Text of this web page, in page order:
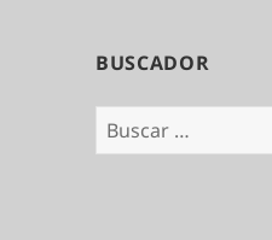
BUSCADOR
Buscar: